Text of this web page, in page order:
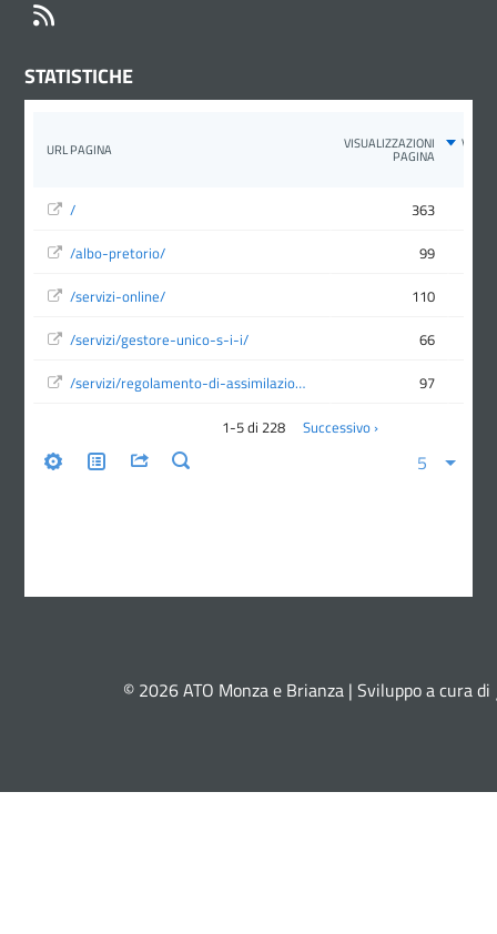
STATISTICHE
© 2026 ATO Monza e Brianza | Sviluppo a cura di